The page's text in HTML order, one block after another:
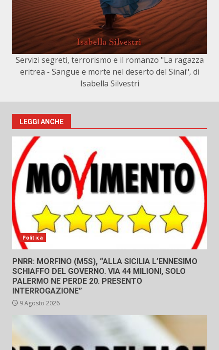
Servizi segreti, terrorismo e il romanzo "La ragazza
eritrea - Sangue e morte nel deserto del Sinai", di
Isabella Silvestri
LEGGI ANCHE
Politica
PNRR: MORFINO (M5S), “ALLA SICILIA L’ENNESIMO
SCHIAFFO DEL GOVERNO. VIA 44 MILIONI, SOLO
PALERMO NE PERDE 20. PRESENTO
INTERROGAZIONE”
9 Agosto 2026